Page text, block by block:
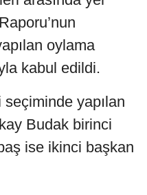
oylama
kabul edildi.
yapılan
Budak birinci
ise ikinci başkan